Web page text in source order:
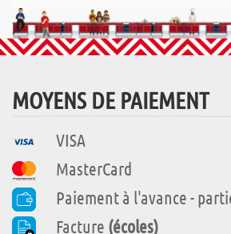
MOYENS DE PAIEMENT
VISA
MasterCard
Paiement à l'avance -
Facture (écoles)